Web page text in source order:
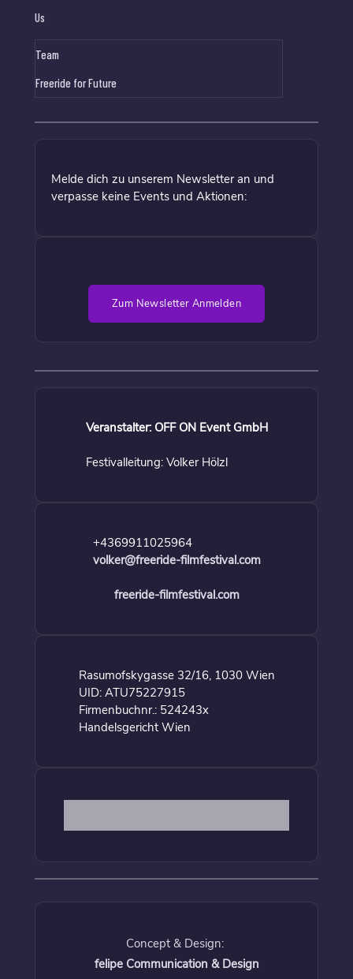
Us
Team
Freeride for Future
Melde dich zu unserem Newsletter an und
verpasse keine Events und Aktionen:
Zum Newsletter Anmelden
Veranstalter: OFF ON Event GmbH
Festivalleitung: Volker Hölzl
+4369911025964
volker@freeride-filmfestival.com
freeride-filmfestival.com
Rasumofskygasse 32/16, 1030 Wien
UID: ATU75227915
Firmenbuchnr.: 524243x
Handelsgericht Wien
Concept & Design:
felipe Communication & Design